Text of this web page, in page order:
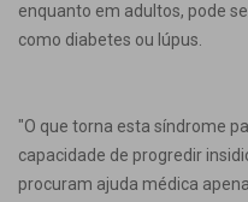
enquanto em adultos, pode
como diabetes ou lúpus.
"O que torna esta síndrome
capacidade de progredir
procuram ajuda médica